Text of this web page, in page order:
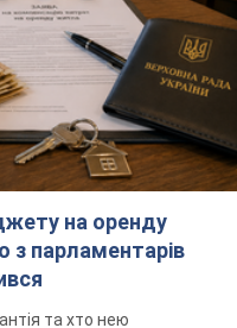
з парламентарів
та хто нею
атаку на Одесу:
є постраждалі.